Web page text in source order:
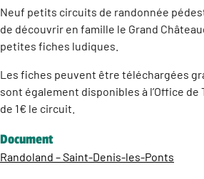
Neuf petits circuits de randonnée
de découvrir en famille le Grand
petites fiches ludiques.
Les fiches peuvent être téléchargées
sont également disponibles à l’Office de
de 1€ le circuit.
Document
Randoland – Saint-Denis-les-Ponts